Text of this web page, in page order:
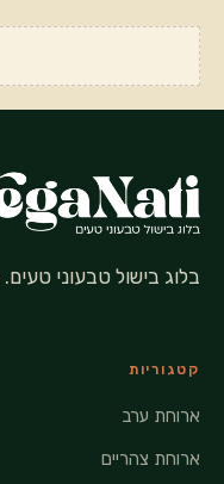
בלוג בישול טבעוני טעים. מאז
קטגוריות
ארוחת ערב
ארוחת צהריים